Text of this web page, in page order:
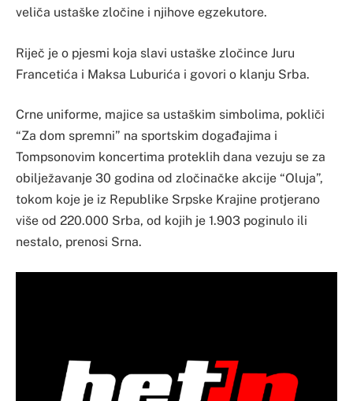
veliča ustaške zločine i njihove egzekutore.
Riječ je o pjesmi koja slavi ustaške zločince Juru
Francetića i Maksa Luburića i govori o klanju Srba.
Crne uniforme, majice sa ustaškim simbolima, pokliči
“Za dom spremni” na sportskim događajima i
Tompsonovim koncertima proteklih dana vezuju se za
obilježavanje 30 godina od zločinačke akcije “Oluja”,
tokom koje je iz Republike Srpske Krajine protjerano
više od 220.000 Srba, od kojih je 1.903 poginulo ili
nestalo, prenosi Srna.